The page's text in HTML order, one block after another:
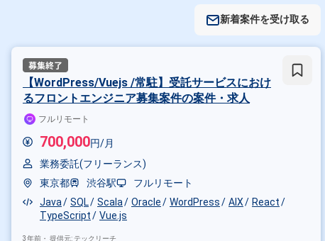
新着案件を受け取る
【WordPress/Vuejs /常駐】受託サービスにおけ
るフロントエンジニア募集案件の案件・求人
フルリモート
700,000円/月
業務委託(フリーランス)
東京都
渋谷駅
フルリモート
Java
SQL Scala Oracle WordPress AIX
React
TypeScript
Vue.js
3年前・ 提供元: テックリーチ